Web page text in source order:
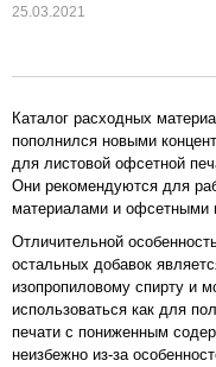
25.03.2021
Каталог расходных
пополнился новыми
для листовой офсетной
Они рекомендуются для
материалами и офсетными
Отличительной
остальных добавок
изопропиловому спирту и
использоваться как для
печати с пониженным
неизбежно из-за